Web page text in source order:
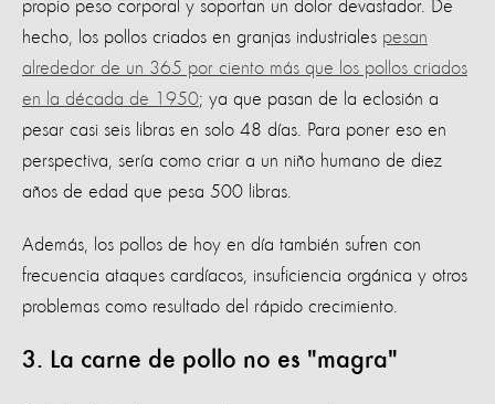
propio peso corporal y soportan un dolor devastador. De
hecho, los pollos criados en granjas industriales pesan
alrededor de un 365 por ciento más que los pollos criados
en la década de 1950; ya que pasan de la eclosión a
pesar casi seis libras en solo 48 días. Para poner eso en
perspectiva, sería como criar a un niño humano de diez
años de edad que pesa 500 libras.
Además, los pollos de hoy en día también sufren con
frecuencia ataques cardíacos, insuficiencia orgánica y otros
problemas como resultado del rápido crecimiento.
3. La carne de pollo no es "magra"